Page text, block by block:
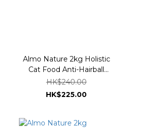
Almo Nature 2kg Holistic
Cat Food Anti-Hairball
Fresh Chicken
HK$240.00
HK$225.00